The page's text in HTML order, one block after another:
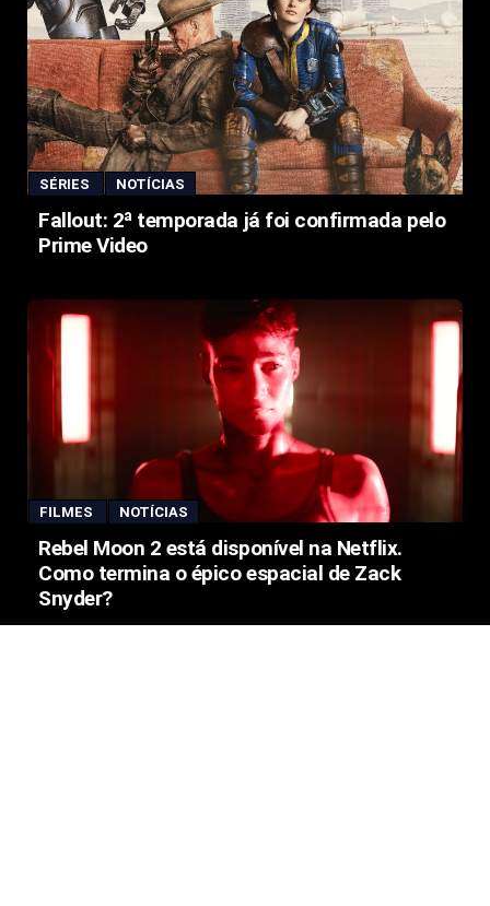
SÉRIES NOTÍCIAS
Fallout: 2ª temporada já foi confirmada pelo
Prime Video
FILMES NOTÍCIAS
Rebel Moon 2 está disponível na Netflix.
Como termina o épico espacial de Zack
Snyder?